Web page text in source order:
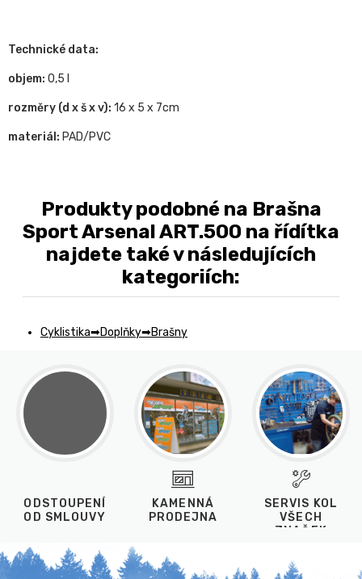
Technické data:
objem: 0,5 l
rozměry (d x š x v): 16 x 5 x 7cm
materiál: PAD/PVC
Produkty podobné na Brašna
Sport Arsenal ART.500 na řídítka
najdete také v následujících
kategoriích:
Cyklistika Doplňky Brašny
ODSTOUPENÍ
OD SMLOUVY
KAMENNÁ
PRODEJNA
SERVIS KOL
VŠECH
ZNAČEK